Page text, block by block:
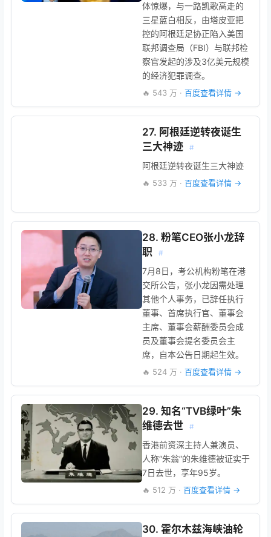
体惊爆，与一路凯歌高走的
三星蓝白相反，由塔皮亚把
控的阿根廷足协正陷入美国
联邦调查局（FBI）与联邦检
察官发起的涉及3亿美元规模
的经济犯罪调查。
🔥 543 万 · 百度查看详情 →
27. 阿根廷逆转夜诞生
三大神迹
#
阿根廷逆转夜诞生三大神迹
🔥 533 万 · 百度查看详情 →
28. 粉笔CEO张小龙辞
职
#
7月8日，考公机构粉笔在港
交所公告，张小龙因需处理
其他个人事务，已辞任执行
董事、首席执行官、董事会
主席、董事会薪酬委员会成
员及董事会提名委员会主
席，自本公告日期起生效。
🔥 524 万 · 百度查看详情 →
29. 知名“TVB绿叶”朱
维德去世
#
香港前资深主持人兼演员、
人称“朱翁”的朱维德被证实于
7日去世，享年95岁。
🔥 512 万 · 百度查看详情 →
30. 霍尔木兹海峡油轮